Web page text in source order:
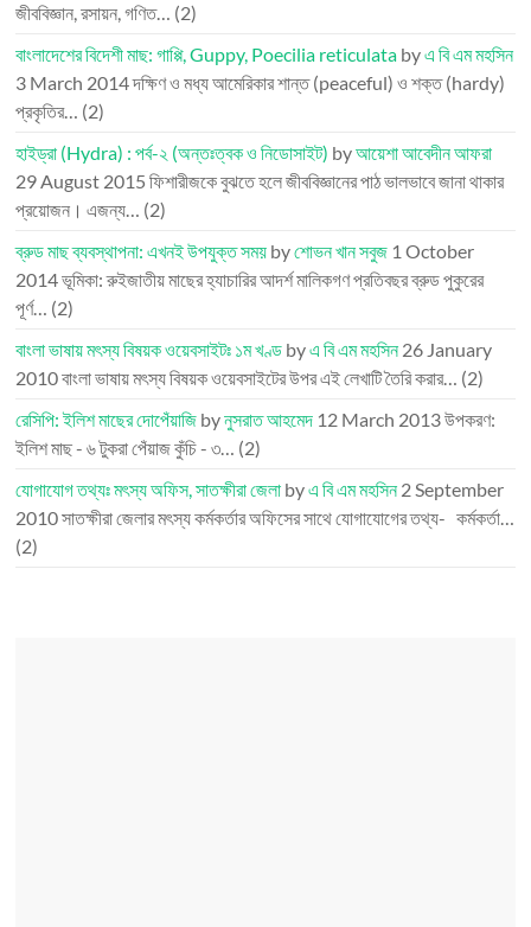
জীববিজ্ঞান, রসায়ন, গণিত… (2)
বাংলাদেশের বিদেশী মাছ: গাপ্পি, Guppy, Poecilia reticulata byএ বি এম মহসিন
3 March 2014দক্ষিণ ও মধ্য আমেরিকার শান্ত (peaceful) ও শক্ত (hardy)
প্রকৃতির… (2)
হাইড্রা (Hydra) : পর্ব-২ (অন্তঃত্বক ও নিডোসাইট) byআয়েশা আবেদীন আফরা
29 August 2015 ফিশারীজকে বুঝতে হলে জীববিজ্ঞানের পাঠ ভালভাবে জানা থাকার
প্রয়োজন। এজন্য… (2)
ব্রুড মাছ ব্যবস্থাপনা: এখনই উপযুক্ত সময় byশোভন খান সবুজ 1 October
2014ভূমিকা: রুইজাতীয় মাছের হ্যাচারির আদর্শ মালিকগণ প্রতিবছর ব্রুড পুকুরের
পূর্ণ… (2)
বাংলা ভাষায় মৎস্য বিষয়ক ওয়েবসাইটঃ ১ম খণ্ড byএ বি এম মহসিন26 January
2010বাংলা ভাষায় মৎস্য বিষয়ক ওয়েবসাইটের উপর এই লেখাটি তৈরি করার… (2)
রেসিপি: ইলিশ মাছের দোপেঁয়াজি byনুসরাত আহমেদ 12 March 2013উপকরণ:
ইলিশ মাছ - ৬ টুকরা পেঁয়াজ কুঁচি - ৩… (2)
যোগাযোগ তথ্যঃ মৎস্য অফিস, সাতক্ষীরা জেলা byএ বি এম মহসিন2 September
2010সাতক্ষীরা জেলার মৎস্য কর্মকর্তার অফিসের সাথে যোগাযোগের তথ্য- কর্মকর্তা…
(2)